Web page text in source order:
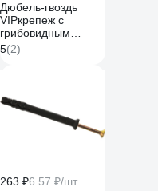
Дюбель-гвоздь
VIPкрепеж с
грибовидным
бортиком 51 шт
33704 VIP
5(2)
263 ₽6.57 ₽/шт